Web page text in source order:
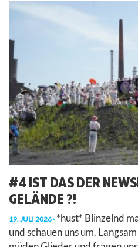
#4 IST DAS DER
GELÄNDE ?!
19. JULI 2026 *hust* Blinzelnd
und schauen uns um.